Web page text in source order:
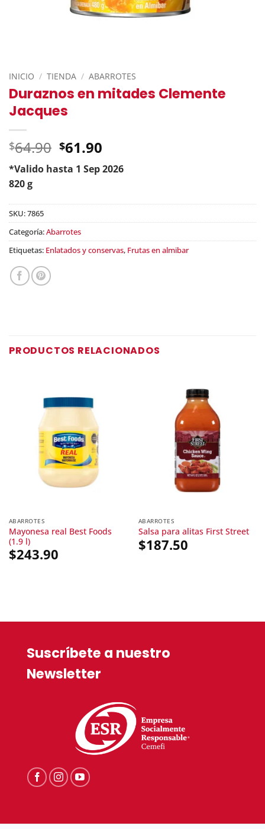
INICIO / TIENDA / ABARROTES
Duraznos en mitades Clemente
Jacques
$64.90 Original
price
was:
$61.90
*Valido hasta 1 Sep 2026
Current
is:
$61.90.
820 g
SKU:7865
Categoría:Abarrotes
Etiquetas: Enlatados y conservas, Frutas en almibar
PRODUCTOS RELACIONADOS
ABARROTES
Mayonesa real Best Foods
(1.9 l)
$243.90
ABARROTES
Salsa para alitas First Street
$187.50
Suscríbete a nuestro
Newsletter